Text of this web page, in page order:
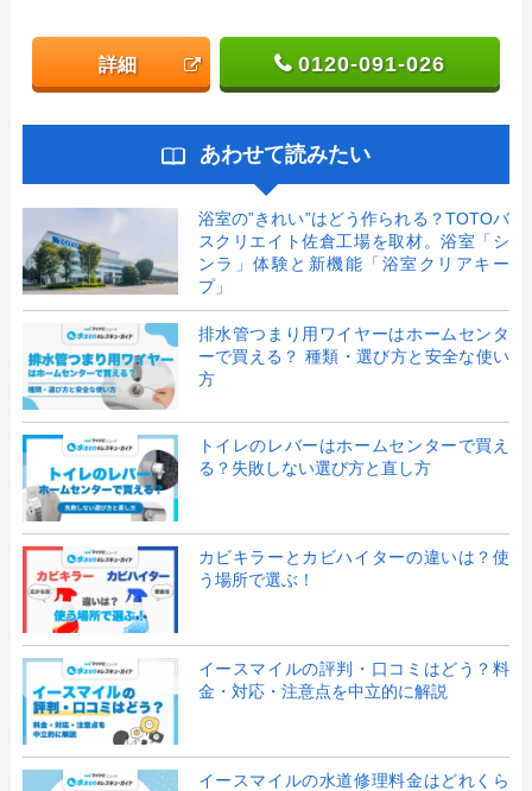
詳細 0120-091-026
あわせて読みたい
浴室の”きれい”はどう作られる？TOTOバ
スクリエイト佐倉工場を取材。浴室「シ
ンラ」体験と新機能「浴室クリアキー
プ」
排水管つまり用ワイヤーはホームセンタ
ーで買える？ 種類・選び方と安全な使い
方
トイレのレバーはホームセンターで買え
る？失敗しない選び方と直し方
カビキラーとカビハイターの違いは？使
う場所で選ぶ！
イースマイルの評判・口コミはどう？料
金・対応・注意点を中立的に解説
イースマイルの水道修理料金はどれくら